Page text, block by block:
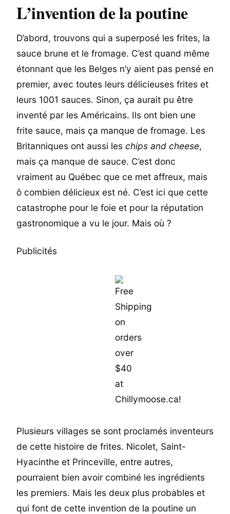
L’invention de la poutine
D’abord, trouvons qui a superposé les frites, la
sauce brune et le fromage. C’est quand même
étonnant que les Belges n’y aient pas pensé en
premier, avec toutes leurs délicieuses frites et
leurs 1001 sauces. Sinon, ça aurait pu être
inventé par les Américains. Ils ont bien une
frite sauce, mais ça manque de fromage. Les
Britanniques ont aussi les chips and cheese,
mais ça manque de sauce. C’est donc
vraiment au Québec que ce met affreux, mais
ô combien délicieux est né. C’est ici que cette
catastrophe pour le foie et pour la réputation
gastronomique a vu le jour. Mais où ?
Publicités
Plusieurs villages se sont proclamés inventeurs
de cette histoire de frites. Nicolet, Saint-
Hyacinthe et Princeville, entre autres,
pourraient bien avoir combiné les ingrédients
les premiers. Mais les deux plus probables et
qui font de cette invention de la poutine un